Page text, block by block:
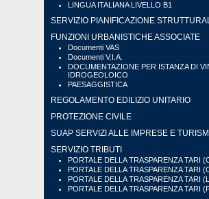
LINGUA ITALIANA LIVELLO B1
SERVIZIO PIANIFICAZIONE
FUNZIONI URBANISTICHE ASSOCIATE
Documenti VAS
Documenti V.I.A.
DOCUMENTAZIONE PER ISTANZA DI
IDROGEOLOICO
PAESAGGISTICA
REGOLAMENTO EDILIZIO UNITARIO
PROTEZIONE CIVILE
SUAP SERVIZI ALLE IMPRESE E
SERVIZIO TRIBUTI
PORTALE DELLA TRASPARENZA TARI
PORTALE DELLA TRASPARENZA TARI
PORTALE DELLA TRASPARENZA TARI
PORTALE DELLA TRASPARENZA TARI